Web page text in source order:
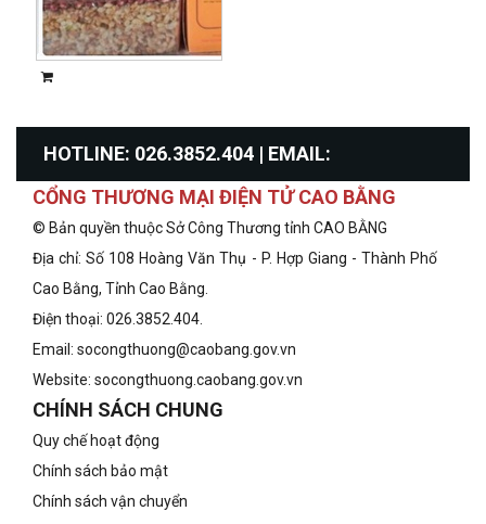
HOTLINE: 026.3852.404 | EMAIL:
info@congthuongcaobang.gov.vn
CỔNG THƯƠNG MẠI ĐIỆN TỬ CAO BẰNG
© Bản quyền thuộc Sở Công Thương tỉnh CAO BẰNG
Địa chỉ: Số 108 Hoàng Văn Thụ - P. Hợp Giang - Thành Phố
Cao Bằng, Tỉnh Cao Bằng.
Điện thoại: 026.3852.404.
Email: socongthuong@caobang.gov.vn
Website: socongthuong.caobang.gov.vn
CHÍNH SÁCH CHUNG
Quy chế hoạt động
Chính sách bảo mật
Chính sách vận chuyển